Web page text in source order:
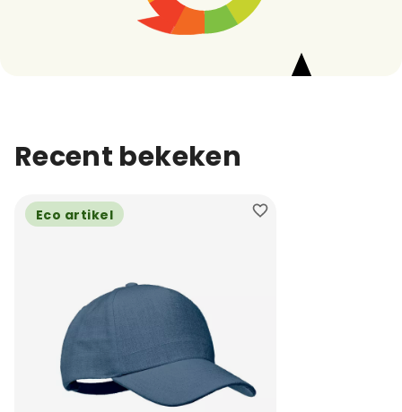
Recent bekeken
Eco artikel